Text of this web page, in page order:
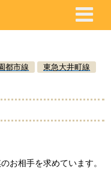
都市線 東急大井町線
お相手を求めています。